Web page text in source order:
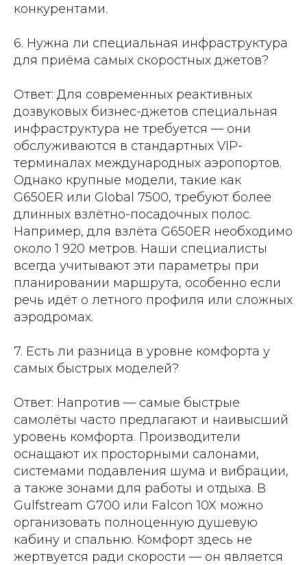
конкурентами.
6. Нужна ли специальная инфраструктура
для приёма самых скоростных джетов?
Ответ: Для современных реактивных
дозвуковых бизнес-джетов специальная
инфраструктура не требуется — они
обслуживаются в стандартных VIP-
терминалах международных аэропортов.
Однако крупные модели, такие как
G650ER или Global 7500, требуют более
длинных взлётно-посадочных полос.
Например, для взлёта G650ER необходимо
около 1 920 метров. Наши специалисты
всегда учитывают эти параметры при
планировании маршрута, особенно если
речь идёт о летного профиля или сложных
аэродромах.
7. Есть ли разница в уровне комфорта у
самых быстрых моделей?
Ответ: Напротив — самые быстрые
самолёты часто предлагают и наивысший
уровень комфорта. Производители
оснащают их просторными салонами,
системами подавления шума и вибрации,
а также зонами для работы и отдыха. В
Gulfstream G700 или Falcon 10X можно
организовать полноценную душевую
кабину и спальню. Комфорт здесь не
жертвуется ради скорости — он является